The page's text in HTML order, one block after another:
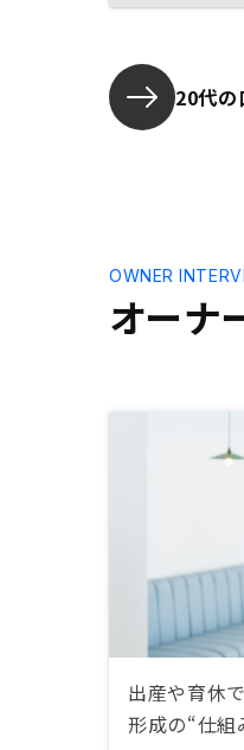
20代の
オーナ
OWNER
出産や育休
形成の“仕組